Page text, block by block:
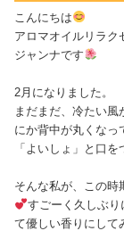
こんにちは
アロマオイルリラク
ジャンナです
2月になりました。
まだまだ、冷たい風
にか背中が丸くなっ
「よいしょ」と口
そんな私が、この時
すごーく久しぶ
て優しい香りにして